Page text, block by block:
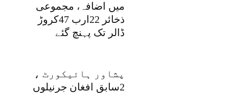
میں اضافہ، مجموعی
ذخائر 22ارب 47کروڑ
ڈالر تک پہنچ گئے
پشاور ہائیکورٹ ،
2سابق افغان جرنیلوں